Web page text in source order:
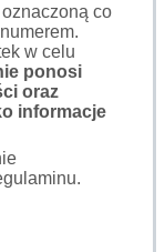
co
w celu
ponosi
oraz
informacje